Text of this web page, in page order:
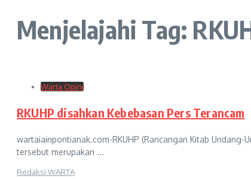
Menjelajahi Tag:
Warta Opini
RKUHP disahkan Kebebasan Pers Terancam
wartaiainpontianak.com-RKUHP (Rancangan Kitab
tersebut merupakan ...
Redaksi WARTA